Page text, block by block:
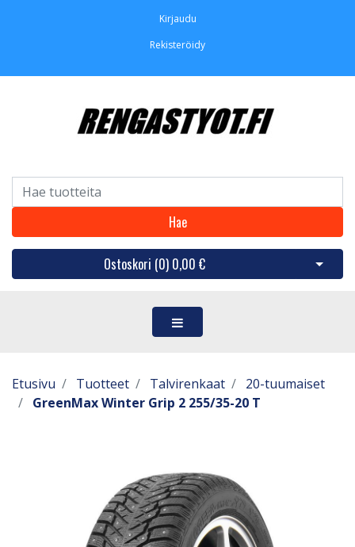
Kirjaudu
Rekisteröidy
Hae
Ostoskori (0) 0,00 € Avaa
Etusivu Tuotteet Talvirenkaat
20-tuumaiset
GreenMax Winter Grip 2 255/35-20 T